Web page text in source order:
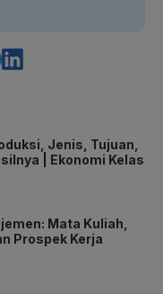
Jenis, Tujuan,
| Ekonomi Kelas
Mata Kuliah,
Prospek Kerja